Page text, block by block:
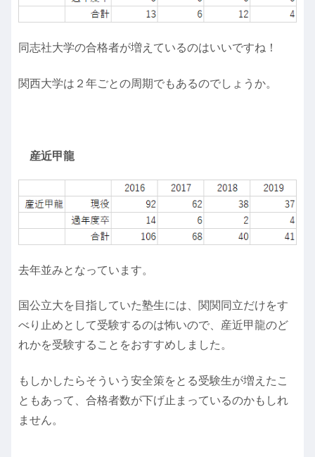
同志社大学の合格者が増えているのはいいですね！
関西大学は２年ごとの周期でもあるのでしょうか。
産近甲龍
去年並みとなっています。
国公立大を目指していた塾生には、関関同立だけをす
べり止めとして受験するのは怖いので、産近甲龍のど
れかを受験することをおすすめしました。
もしかしたらそういう安全策をとる受験生が増えたこ
ともあって、合格者数が下げ止まっているのかもしれ
ません。